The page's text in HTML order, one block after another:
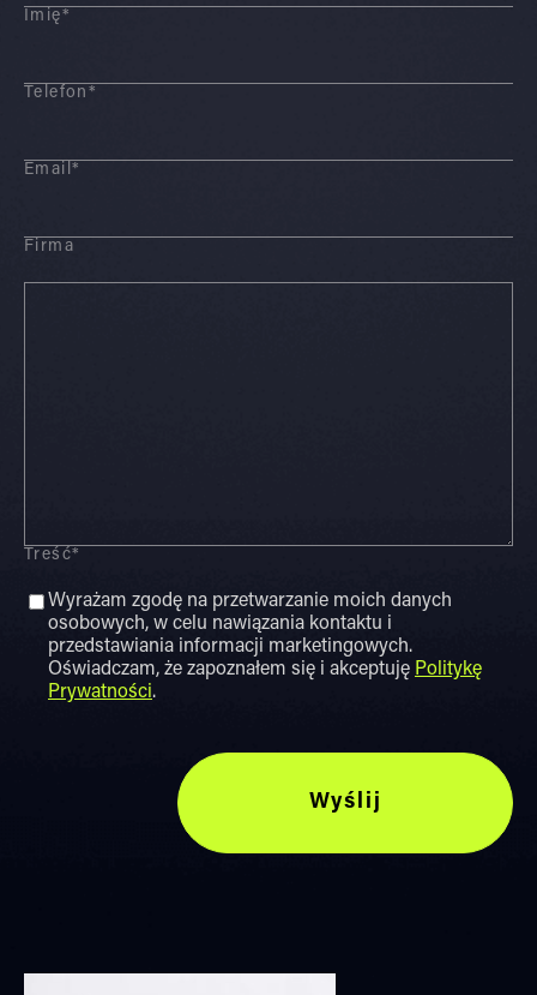
Imię*
Telefon*
Email*
Firma
Treść*
Wyrażam zgodę na przetwarzanie moich danych
osobowych, w celu nawiązania kontaktu i
przedstawiania informacji marketingowych.
Oświadczam, że zapoznałem się i akceptuję Politykę
Prywatności.
Wyślij